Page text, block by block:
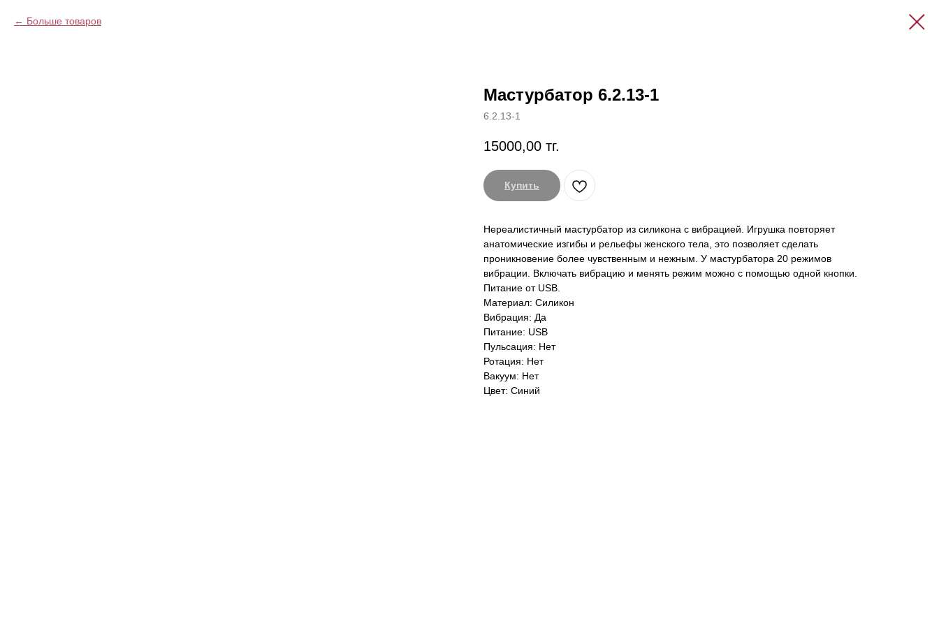
Больше товаров
Мастурбатор 6.2.13-1
6.2.13-1
15000,00 тг.
Купить
Нереалистичный мастурбатор из силикона с вибрацией. Игрушка повторяет
анатомические изгибы и рельефы женского тела, это позволяет сделать
проникновение более чувственным и нежным. У мастурбатора 20 режимов
вибрации. Включать вибрацию и менять режим можно с помощью одной кнопки.
Питание от USB.
Материал: Силикон
Вибрация: Да
Питание: USB
Пульсация: Нет
Ротация: Нет
Вакуум: Нет
Цвет: Синий